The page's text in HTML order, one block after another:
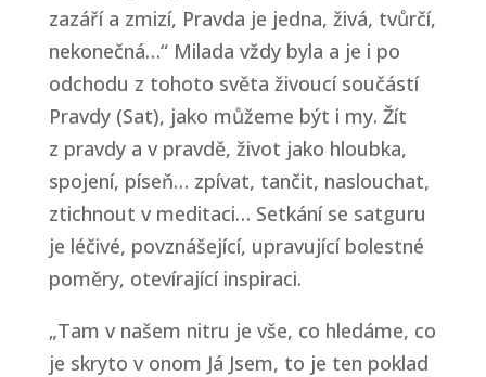
zazáří a zmizí, Pravda je jedna, živá, tvůrčí,
nekonečná…“ Milada vždy byla a je i po
odchodu z tohoto světa živoucí součástí
Pravdy (Sat), jako můžeme být i my. Žít
z pravdy a v pravdě, život jako hloubka,
spojení, píseň… zpívat, tančit, naslouchat,
ztichnout v meditaci… Setkání se satguru
je léčivé, povznášející, upravující bolestné
poměry, otevírající inspiraci.
„Tam v našem nitru je vše, co hledáme, co
je skryto v onom Já Jsem, to je ten poklad